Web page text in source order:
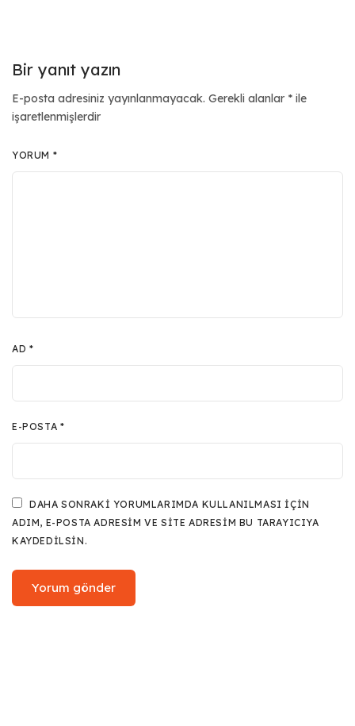
Bir yanıt yazın
E-posta adresiniz yayınlanmayacak. Gerekli alanlar * ile
işaretlenmişlerdir
YORUM *
AD *
E-POSTA *
DAHA SONRAKI YORUMLARIMDA KULLANILMASI IÇIN
ADIM, E-POSTA ADRESIM VE SITE ADRESIM BU TARAYICIYA
KAYDEDILSIN.